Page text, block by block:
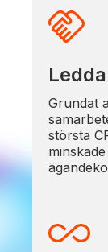
Grundat
största